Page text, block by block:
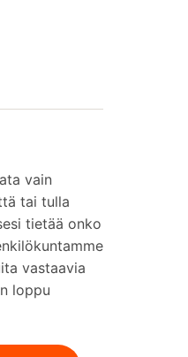
vain
tai tulla
tietää onko
vastaavia
loppu